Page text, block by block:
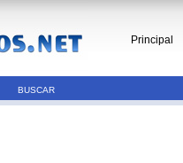
Principal
BUSCAR